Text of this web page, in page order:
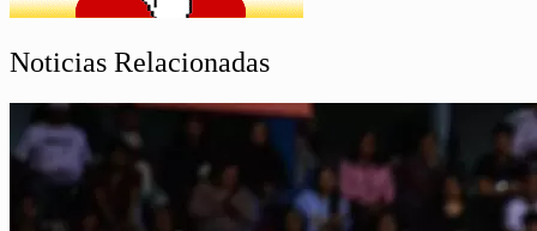
Noticias Relacionadas